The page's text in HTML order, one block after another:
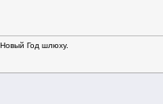
Год шлюху.